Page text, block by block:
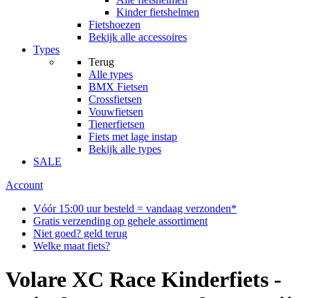
Kinder fietshelmen
Fietshoezen
Bekijk alle accessoires
Types
Terug
Alle types
BMX Fietsen
Crossfietsen
Vouwfietsen
Tienerfietsen
Fiets met lage instap
Bekijk alle types
SALE
Account
Vóór 15:00 uur besteld = vandaag verzonden*
Gratis verzending op gehele assortiment
Niet goed? geld terug
Welke maat fiets?
Volare XC Race Kinderfiets -